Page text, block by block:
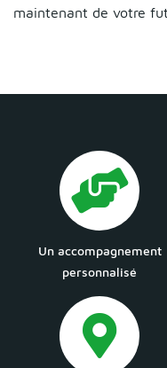
maintenant de votre
Un accompagnement
personnalisé